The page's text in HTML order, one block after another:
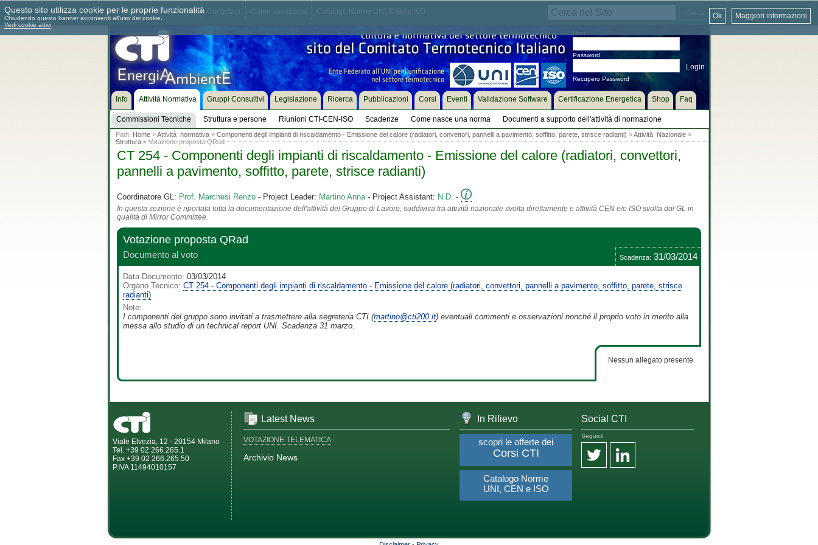
Chi siamo Dove siamo
Password
Recupero Password
Info Attività Normativa
Commissioni Tecniche Struttura e persone Riunioni CTI-CEN-ISO Scadenze Come nasce una norma Documenti a supporto dell'attività di normazione
Gruppi Consultivi Legislazione Ricerca Pubblicazioni Corsi Eventi Validazione Software Certificazione Energetica Shop Faq
Path: Home»Attività normativa» Componenti degli impianti di riscaldamento - Emissione del calore (radiatori, convettori, pannelli a pavimento, soffitto, parete, strisce radianti) »Attività Nazionale»
Struttura» Votazione proposta QRad
CT 254 - Componenti degli impianti di riscaldamento - Emissione del calore (radiatori, convettori,
pannelli a pavimento, soffitto, parete, strisce radianti)
Coordinatore GL: Prof. Marchesi Renzo- Project Leader: Martino Anna- Project Assistant: N.D. -
In questa sezione è riportata tutta la documentazione dell'attività del Gruppo di Lavoro, suddivisa tra attività nazionale svolta direttamente e attività CEN e/o ISO svolta dal GL in
qualità di Mirror Committee.
Votazione proposta QRad
Documento al voto Scadenza: 31/03/2014
Data Documento: 03/03/2014
Organo Tecnico: CT 254 - Componenti degli impianti di riscaldamento - Emissione del calore (radiatori, convettori, pannelli a pavimento, soffitto, parete, strisce
radianti)
Note:
I componenti del gruppo sono invitati a trasmettere alla segreteria CTI (martino@cti200.it) eventuali commenti e osservazioni nonché il proprio voto in merito alla
messa allo studio di un technical report UNI. Scadenza 31 marzo.
Nessun allegato presente
Viale Elvezia, 12 - 20154 Milano
Tel. +39 02 266.265.1
Fax +39 02 266.265.50
P.IVA 11494010157
Latest News
VOTAZIONE TELEMATICA
Archivio News
In Rilievo
scopri le offerte dei
Corsi CTI
Catalogo Norme
UNI, CEN e ISO
Social CTI
Seguici!
Questo sito utilizza cookie per le proprie funzionalità
Chiudendo questo banner acconsenti all'uso dei cookie.
Vedi cookie attivi
Maggiori informazioni
Ok